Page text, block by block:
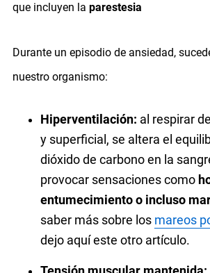
que incluyen la parestesia
Durante un episodio de ansiedad,
nuestro organismo:
Hiperventilación: al respirar
y superficial, se altera el
dióxido de carbono en la
provocar sensaciones como
entumecimiento o incluso
saber más sobre los mareos
dejo aquí este otro artículo.